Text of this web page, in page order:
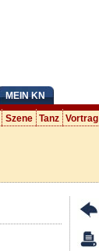
MEIN KN
Szene Tanz Vortrag